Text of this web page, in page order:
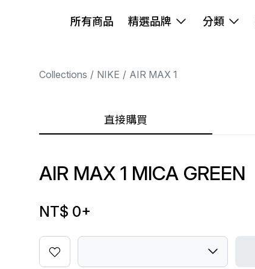
所有商品 精選品牌 分類
Collections NIKE AIR MAX 1
直接購買
AIR MAX 1 MICA GREEN
NT$ 0+